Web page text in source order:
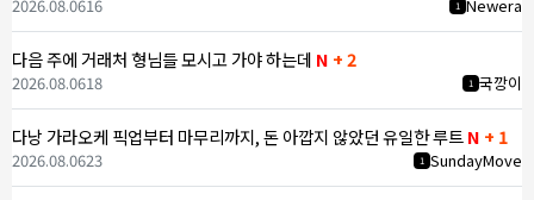
1 Newera
2026.08.0616
다음 주에 거래처 형님들 모시고 가야 하는데 N + 2
1 국깡이
2026.08.0618
다낭 가라오케 픽업부터 마무리까지, 돈 아깝지 않았던 유일한 루트N + 1
1 SundayMove
2026.08.0623